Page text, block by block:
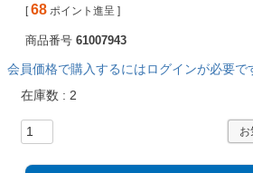
[ 68 ポイント進呈 ]
商品番号 61007943
会員価格で購入するにはログインが必要で
在庫数
2
お